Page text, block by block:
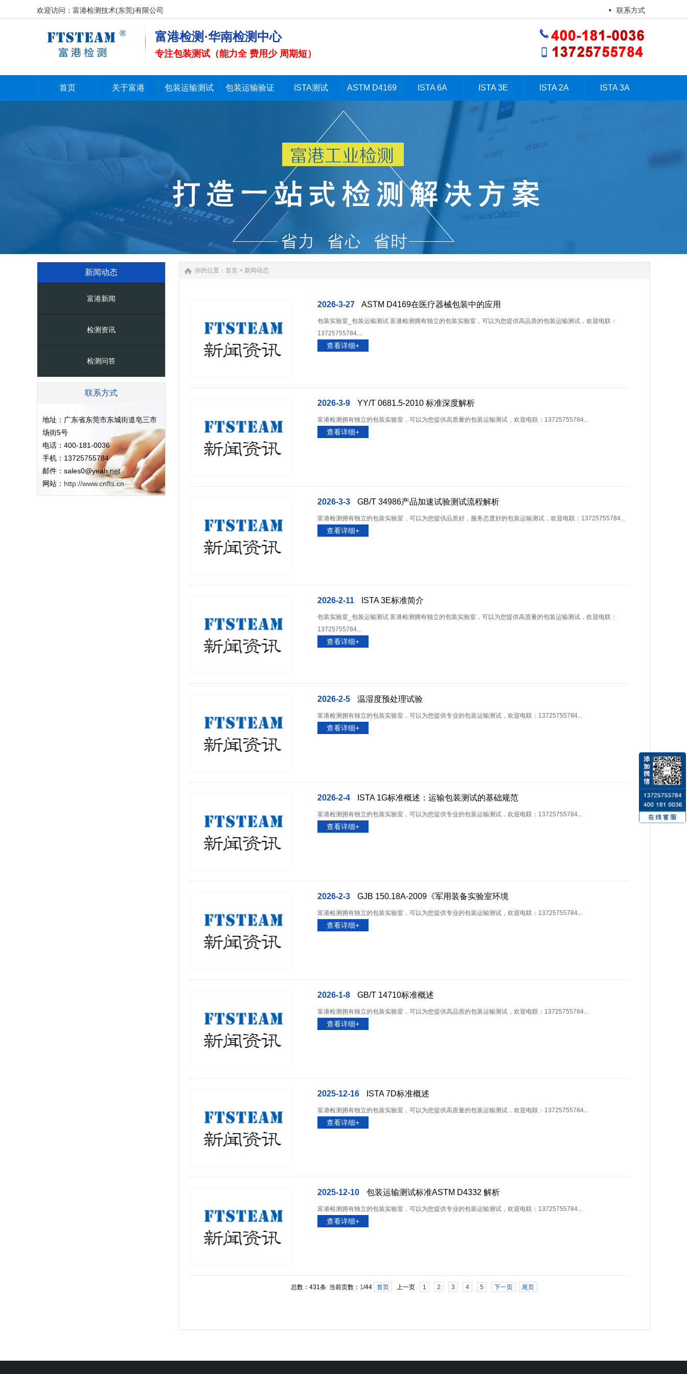
欢迎访问：富港检测技术(东莞)有限公司 • 联系方式
富港检测·华南检测中心
专注包装测试（能力全 费用少 周期短）
首页 关于富港 包装运输测试 包装运输验证 ISTA测试 ASTM D4169 ISTA 6A ISTA 3E ISTA 2A ISTA 3A
新闻动态
富港新闻
检测资讯
检测问答
联系方式
地址：广东省东莞市东城街道皂三市
场街5号
电话：400-181-0036
手机：13725755784
邮件：sales0@yeah.net
网站： http://www.cnfts.cn
你的位置： 首页 > 新闻动态
2026-3-27 ASTM D4169在医疗器械包装中的应用
包装实验室_包装运输测试 富港检测拥有独立的包装实验室，可以为您提供高品质的包装运输测试，欢迎电联：
13725755784...
查看详细+
2026-3-9 YY/T 0681.5-2010 标准深度解析
富港检测拥有独立的包装实验室，可以为您提供高质量的包装运输测试，欢迎电联：13725755784...
查看详细+
2026-3-3 GB/T 34986产品加速试验测试流程解析
富港检测拥有独立的包装实验室，可以为您提供品质好，服务态度好的包装运输测试，欢迎电联：13725755784...
查看详细+
2026-2-11 ISTA 3E标准简介
包装实验室_包装运输测试 富港检测拥有独立的包装实验室，可以为您提供高质量的包装运输测试，欢迎电联：
13725755784...
查看详细+
2026-2-5 温湿度预处理试验
富港检测拥有独立的包装实验室，可以为您提供专业的包装运输测试，欢迎电联：13725755784...
查看详细+
2026-2-4 ISTA 1G标准概述：运输包装测试的基础规范
富港检测拥有独立的包装实验室，可以为您提供专业的包装运输测试，欢迎电联：13725755784...
查看详细+
2026-2-3 GJB 150.18A-2009《军用装备实验室环境
富港检测拥有独立的包装实验室，可以为您提供专业的包装运输测试，欢迎电联：13725755784...
查看详细+
2026-1-8 GB/T 14710标准概述
富港检测拥有独立的包装实验室，可以为您提供高品质的包装运输测试，欢迎电联：13725755784...
查看详细+
2025-12-16 ISTA 7D标准概述
富港检测拥有独立的包装实验室，可以为您提供高质量的包装运输测试，欢迎电联：13725755784...
查看详细+
2025-12-10 包装运输测试标准ASTM D4332 解析
富港检测拥有独立的包装实验室，可以为您提供专业的包装运输测试，欢迎电联：13725755784...
查看详细+
总数：431条 当前页数： 1/44 首页 上一页 1 2 3 4 5 下一页 尾页